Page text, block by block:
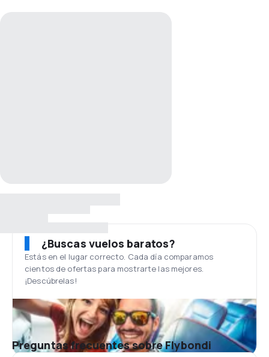
¿Buscas vuelos baratos?
Estás en el lugar correcto. Cada día comparamos
cientos de ofertas para mostrarte las mejores.
¡Descúbrelas!
Preguntas frecuentes sobre Flybondi